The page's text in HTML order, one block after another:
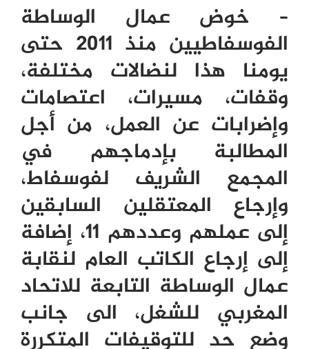
– خوض عمال الوساطة
الفوسفاطيين منذ 2011 حتى
يومنا هذا لنضالات مختلفة،
وقفات، مسيرات، اعتصامات
وإضرابات عن العمل، من أجل
المطالبة بإدماجهم في
المجمع الشريف لفوسفاط،
وإرجاع المعتقلين السابقين
إلى عملهم وعددهم 11، إضافة
إلى إرجاع الكاتب العام لنقابة
عمال الوساطة التابعة للاتحاد
المغربي للشغل، الى جانب
وضع حد للتوقيفات المتكررة